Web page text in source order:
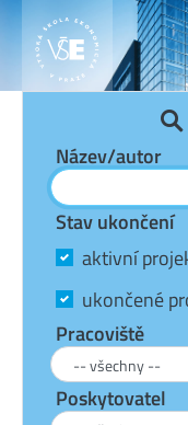
Název/autor
Stav ukončení
aktivní
ukončené
Pracoviště
Poskytovatel